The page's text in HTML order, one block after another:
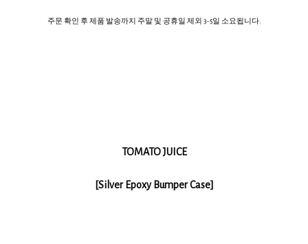
주문 확인 후 제품 발송까지 주말 및 공휴일 제외 3~5일 소요됩니다.
TOMATO JUICE
[Silver Epoxy Bumper Case]